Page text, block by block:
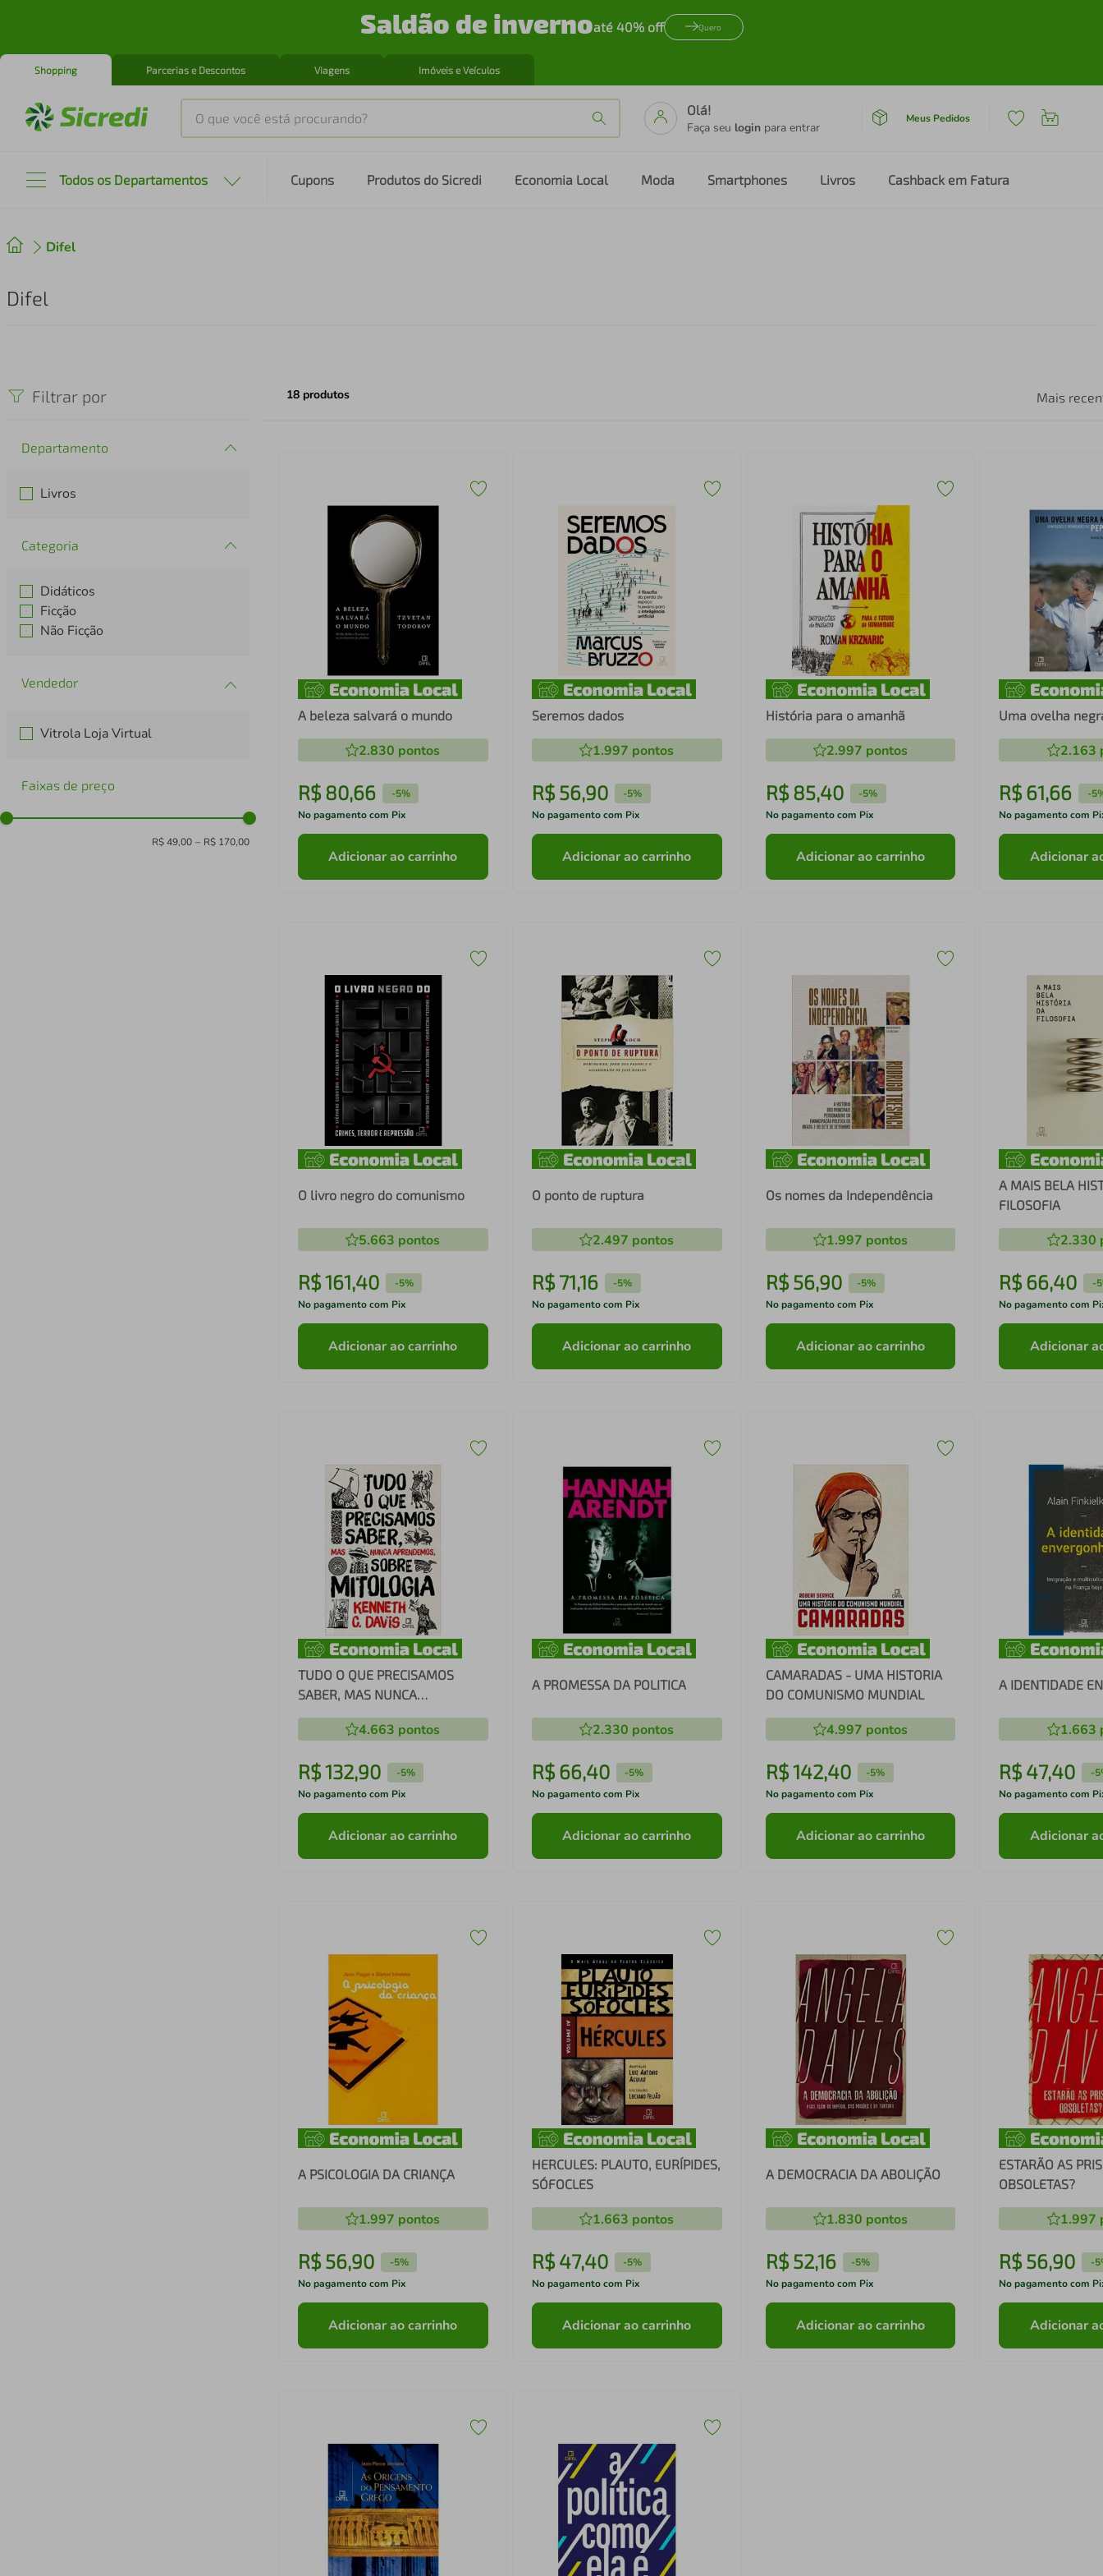
Saldão de invernoaté 40% off Quero
Shopping Parcerias e Descontos Viagens Imóveis e Veículos
O que você está procurando?
Olá!
Faça seu login para entrar
Meus Pedidos
Todos os Departamentos Cupons Produtos do Sicredi Economia Local Moda Smartphones Livros Cashback em Fatura
Difel
Difel
Filtrar por
Departamento
Livros
Categoria
Didáticos
Ficção
Não Ficção
Vitrola Loja Virtual
Faixas de preço
R$ 49,00 – R$ 170,00
18 produtos Mais
A beleza salvará o mundo
2.830 pontos
R$ 80,66 -5%
No pagamento com Pix
Adicionar ao carrinho
Seremos dados
1.997 pontos
R$ 56,90 -5%
No pagamento com Pix
Adicionar ao carrinho
História para o amanhã
2.997 pontos
R$ 85,40 -5%
No pagamento com Pix
Adicionar ao carrinho
Uma ovelha
2.163
R$61,66 -
No pagamento com
Adicionar
O livro negro do comunismo
5.663 pontos
R$161,40 -5%
No pagamento com Pix
Adicionar ao carrinho
O ponto de ruptura
2.497 pontos
R$ 71,16 -5%
No pagamento com Pix
Adicionar ao carrinho
Os nomes da Independência
1.997 pontos
R$ 56,90 -5%
No pagamento com Pix
Adicionar ao carrinho
A MAIS BELA
FILOSOFIA
2.330
R$66,40 -
No pagamento com
Adicionar
TUDO O QUE PRECISAMOS
SABER, MAS NUNCA
APRENDEMOS, SOBRE
MITOLOGIA4.663 pontos
R$132,90 -5%
No pagamento com Pix
Adicionar ao carrinho
A PROMESSA DA POLITICA
2.330 pontos
R$ 66,40 -5%
No pagamento com Pix
Adicionar ao carrinho
CAMARADAS - UMA HISTORIA
DO COMUNISMO MUNDIAL
4.997 pontos
R$142,40 -5%
No pagamento com Pix
Adicionar ao carrinho
A IDENTIDADE
1.663
R$47,40 -
No pagamento com
Adicionar
A PSICOLOGIA DA CRIANÇA
1.997 pontos
R$ 56,90 -5%
No pagamento com Pix
Adicionar ao carrinho
HERCULES: PLAUTO, EURÍPIDES,
SÓFOCLES
1.663 pontos
R$ 47,40 -5%
No pagamento com Pix
Adicionar ao carrinho
A DEMOCRACIA DA ABOLIÇÃO
1.830 pontos
R$ 52,16 -5%
No pagamento com Pix
Adicionar ao carrinho
ESTARÃO AS
OBSOLETAS?
1.997
R$56,90 -
No pagamento com
Adicionar